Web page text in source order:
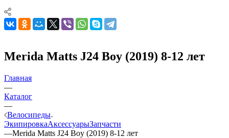
Merida Matts J24 Boy (2019) 8-12 лет
Главная
—
Каталог
—
Велосипеды
ЭкипировкаАксессуарыЗапчасти
—Merida Matts J24 Boy (2019) 8-12 лет